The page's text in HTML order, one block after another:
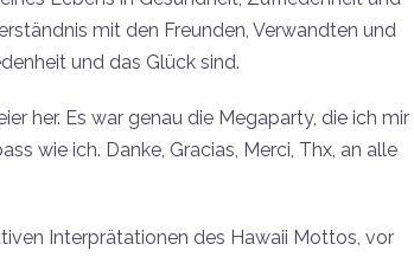
mit den Freunden, Verwandten und
und das Glück sind.
her. Es war genau die Megaparty, die ich mir
wie ich. Danke, Gracias, Merci, Thx, an alle
Interprätationen des Hawaii Mottos, vor